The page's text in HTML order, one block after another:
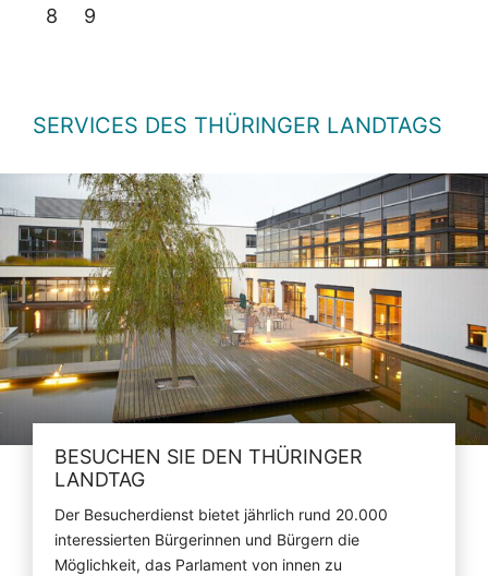
8 9
SERVICES DES THÜRINGER LANDTAGS
BESUCHEN SIE DEN THÜRINGER
LANDTAG
Der Besucherdienst bietet jährlich rund 20.000
interessierten Bürgerinnen und Bürgern die
Möglichkeit, das Parlament von innen zu